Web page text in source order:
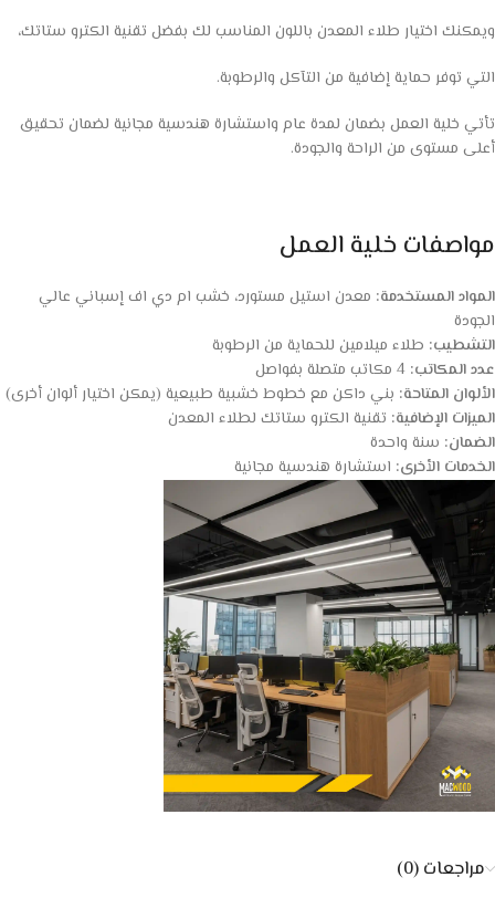
ويمكنك اختيار طلاء المعدن باللون المناسب لك بفضل تقنية الكترو ستاتك،
التي توفر حماية إضافية من التآكل والرطوبة.
تأتي خلية العمل بضمان لمدة عام واستشارة هندسية مجانية لضمان تحقيق
أعلى مستوى من الراحة والجودة.
مواصفات خلية العمل
المواد المستخدمة: معدن استيل مستورد، خشب ام دي اف إسباني عالي
الجودة
التشطيب: طلاء ميلامين للحماية من الرطوبة
عدد المكاتب:
الألوان المتاحة: بني داكن مع خطوط خشبية طبيعية (يمكن اختيار ألوان أخرى)
الميزات الإضافية: تقنية الكترو ستاتك لطلاء المعدن
الضمان: سنة واحدة
الخدمات الأخرى: استشارة هندسية مجانية
مراجعات (0)